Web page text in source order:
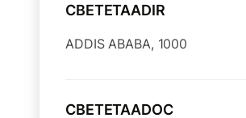
CBETETAADIR
ADDIS ABABA, 1000
CBETETAADOC